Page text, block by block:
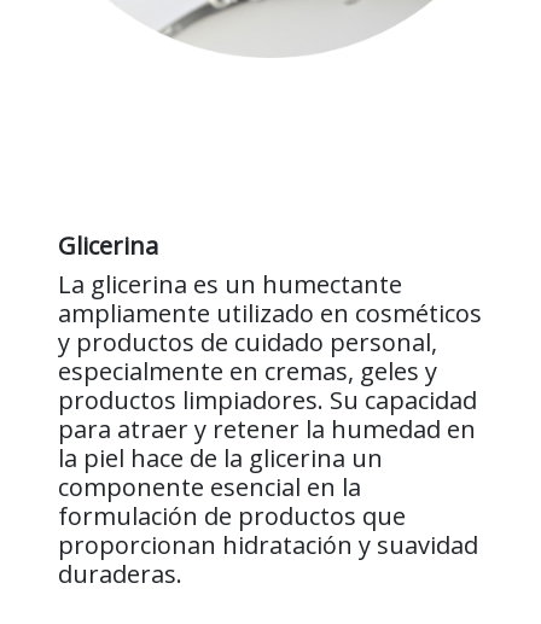
Glicerina
La glicerina es un humectante
ampliamente utilizado en cosméticos
y productos de cuidado personal,
especialmente en cremas, geles y
productos limpiadores. Su capacidad
para atraer y retener la humedad en
la piel hace de la glicerina un
componente esencial en la
formulación de productos que
proporcionan hidratación y suavidad
duraderas.